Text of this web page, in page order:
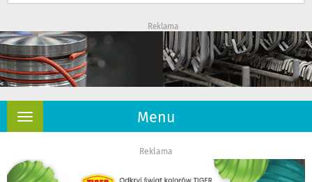
Reklama
Menu
Rozwiń
Reklama